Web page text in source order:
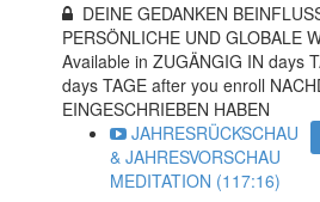
DEINE GEDANKEN
PERSÖNLICHE UND GLOBALE
Available in ZUGÄNGIG INdays
days TAGE after you enroll
EINGESCHRIEBEN HABEN
JAHRESRÜCKSCHAU
& JAHRESVORSCHAU
MEDITATION (117:16)